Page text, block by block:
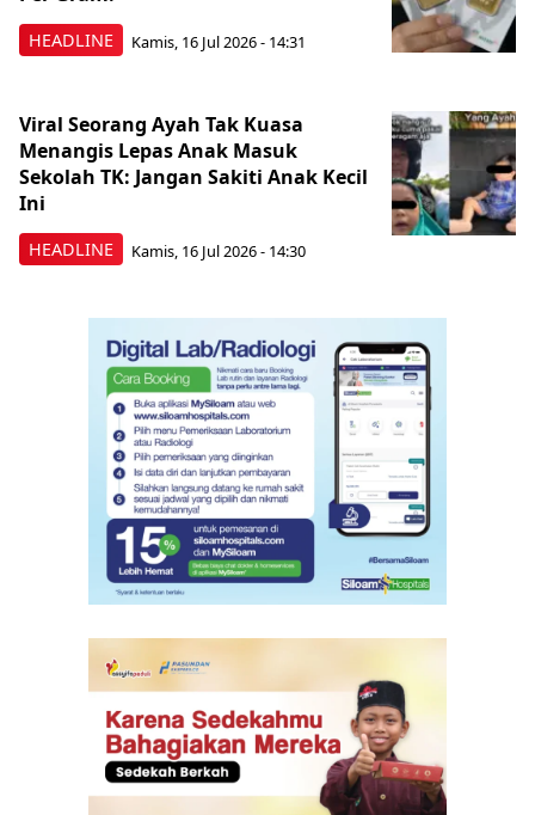
HEADLINE Kamis, 16 Jul 2026 - 14:31
HEADLINE
Viral Seorang Ayah Tak Kuasa
Menangis Lepas Anak Masuk
Sekolah TK: Jangan Sakiti Anak Kecil
Ini
Kamis, 16 Jul 2026 - 14:30